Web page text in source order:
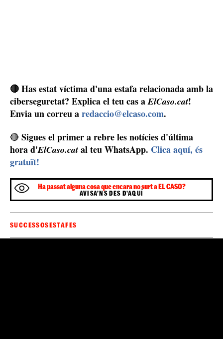
🔴 Has estat víctima d'una estafa relacionada amb la
ciberseguretat? Explica el teu cas aElCaso.cat!
Envia un correu aredaccio@elcaso.com.
🔴 Sigues el primer a rebre les notícies d'última
hora d'ElCaso.cat al teu WhatsApp. Clica aquí, és
gratuït!
Ha passat alguna cosa que encara no surt a EL CASO?
AVISA'NS DES D'AQUÍ
SUCCESSOSESTAFES